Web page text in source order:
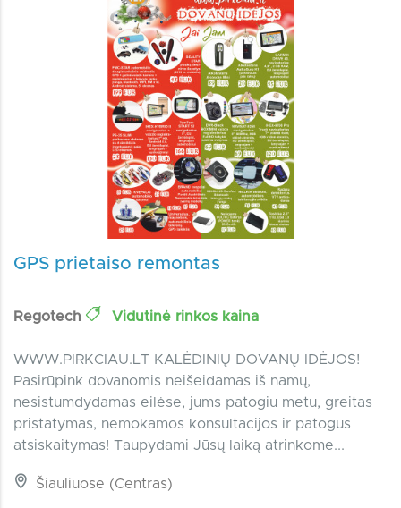
GPS prietaiso remontas
Regotech Vidutinė rinkos kaina
WWW.PIRKCIAU.LT KALĖDINIŲ DOVANŲ IDĖJOS!
Pasirūpink dovanomis neišeidamas iš namų,
nesistumdydamas eilėse, jums patogiu metu, greitas
pristatymas, nemokamos konsultacijos ir patogus
atsiskaitymas! Taupydami Jūsų laiką atrinkome...
Šiauliuose (Centras)